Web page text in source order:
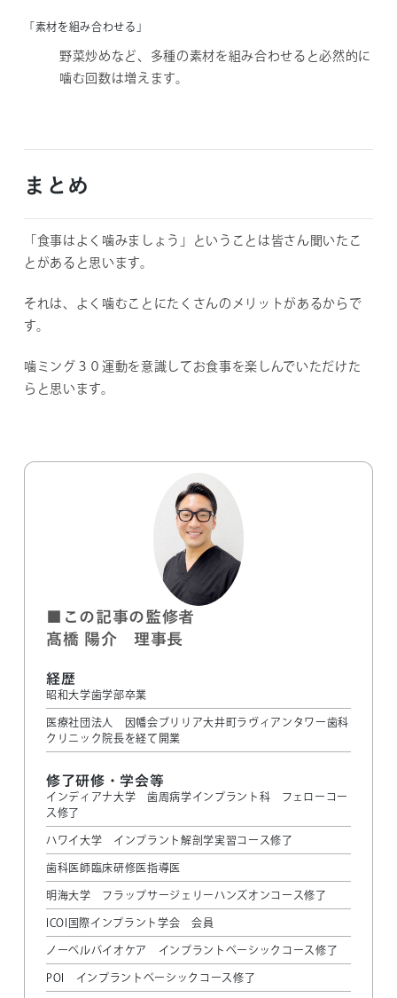
「素材を組み合わせる」
野菜炒めなど、多種の素材を組み合わせると必然的に
噛む回数は増えます。
まとめ
「食事はよく噛みましょう」ということは皆さん聞いたこ
とがあると思います。
それは、よく噛むことにたくさんのメリットがあるからで
す。
噛ミング３０運動を意識してお食事を楽しんでいただけた
らと思います。
■この記事の監修者
髙橋 陽介 理事長
経歴
昭和大学歯学部卒業
医療社団法人 因幡会ブリリア大井町ラヴィアンタワー歯科
クリニック院長を経て開業
修了研修・学会等
インディアナ大学 歯周病学インプラント科 フェローコー
ス修了
ハワイ大学 インプラント解剖学実習コース修了
歯科医師臨床研修医指導医
明海大学 フラップサージェリーハンズオンコース修了
ICOI国際インプラント学会 会員
ノーベルバイオケア インプラントベーシックコース修了
POI インプラントベーシックコース修了